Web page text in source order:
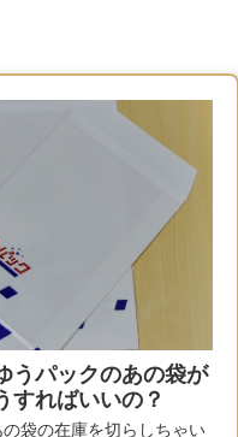
うパックのあの袋が
すればいいの？
袋の在庫を切らしちゃい